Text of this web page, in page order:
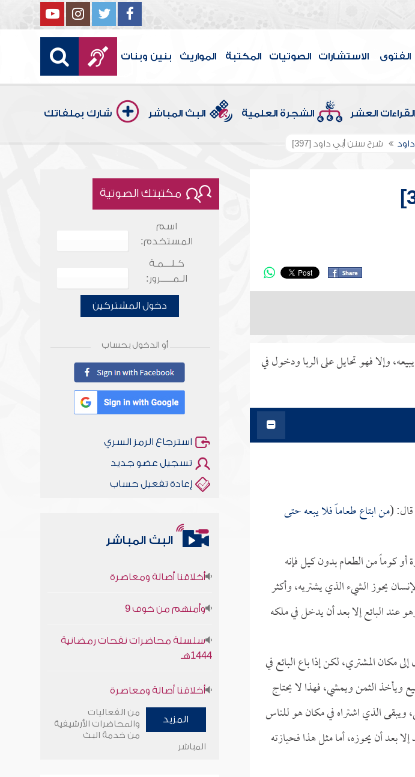
الفتوى الاستشارات الصوتيات المكتبة المواريث بنين وبنات
القراءات العشر الشجرة العلمية البث المباشر شارك بملفاتك
شرح سنن أبي داود [397]
وإلا فهو تحايل على الربا ودخول في
(من ابتاع طعاماً فلا يبعه حتى
كوماً من الطعام بدون كيل فإنه
يحوز الشيء الذي يشتريه، وأكثر
عند البائع إلا بعد أن يدخل في ملكه
مكان المشتري، لكن إذا باع البائع في
ويأخذ الثمن ويمشي، فهذا لا يحتاج
ويبقى الذي اشتراه في مكان هو للناس
بعد أن يحوزه، أما مثل هذا فحيازته
مكتبتك الصوتية
اسم
المستخدم:
كـلـــمـة
الـمـــــرور:
دخول المشتركين
أو الدخول بحساب
استرجاع الرمز السري
تسجيل عضو جديد
إعادة تفعيل حساب
البث المباشر
1444هـ
سلسلة محاضرات نفحات رمضانية
1444هـ
المزيد
من الفعاليات
والمحاضرات الأرشيفية
من خدمة البث
المباشر